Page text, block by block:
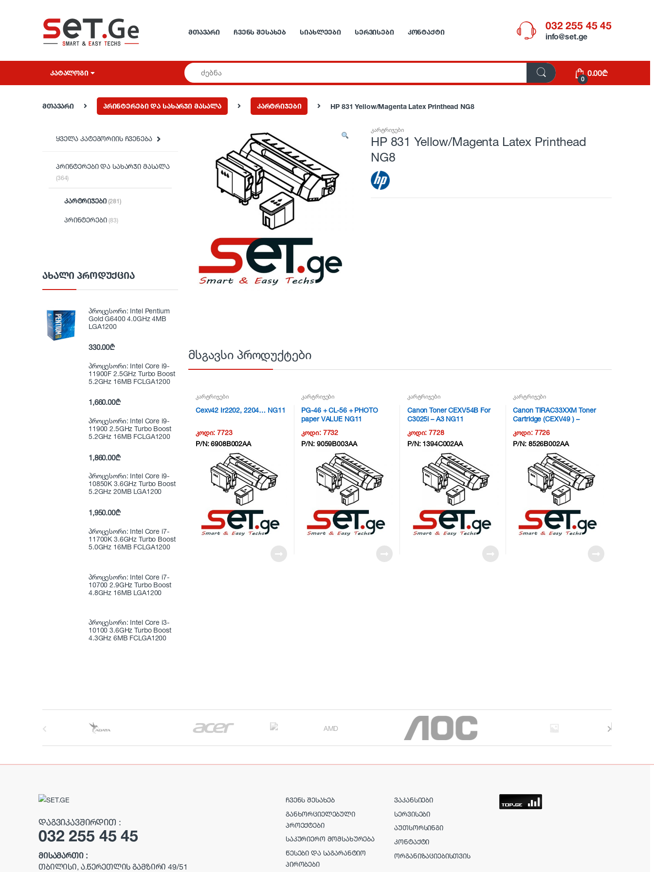
ᲛᲗᲐᲕᲐᲠᲘ ᲩᲕᲔᲜᲡ ᲨᲔᲡᲐᲮᲔᲑ ᲡᲘᲐᲮᲚᲔᲔᲑᲘ ᲡᲔᲠᲕᲘᲡᲔᲑᲘ ᲙᲝᲜᲢᲐᲥᲢᲘ
032 255 45 45
info@set.ge
ᲙᲐᲢᲐᲚᲝᲒᲘ
0
0.00₾
მთავარი პრინტერები და სახარჯი მასალა კარტრიჯები HP 831 Yellow/Magenta Latex Printhead NG8
კარტრიჯები
HP 831 Yellow/Magenta Latex Printhead
NG8
მსგავსი პროდუქტები
კარტრიჯები
Cexv42 Ir2202, 2204… NG11
კოდი:7723
P/N:6908B002AA
კარტრიჯები
PG-46 + CL-56 + PHOTO
paper VALUE NG11
კოდი: 7732
P/N: 9059B003AA
კარტრიჯები
Canon Toner CEXV54B For
C3025i – A3 NG11
კოდი:7728
P/N: 1394C002AA
კარტრიჯები
Canon TIRAC33XXM Toner
Cartridge (CEXV49 ) –
კოდი: 7726
P/N: 8526B002AA
ყველა კატეგორიის ჩვენება
პრინტერები და სახარჯი მასალა
(364)
კარტრიჯები(281)
პრინტერები(83)
ᲐᲮᲐᲚᲘ ᲞᲠᲝᲓᲣᲥᲪᲘᲐ
პროცესორი: Intel Pentium
Gold G6400 4.0GHz 4MB
LGA1200
330.00₾
პროცესორი: Intel Core i9-
11900F 2.5GHz Turbo Boost
5.2GHz 16MB FCLGA1200
1,660.00₾
პროცესორი: Intel Core i9-
11900 2.5GHz Turbo Boost
5.2GHz 16MB FCLGA1200
1,860.00₾
პროცესორი: Intel Core i9-
10850K 3.6GHz Turbo Boost
5.2GHz 20MB LGA1200
1,950.00₾
პროცესორი: Intel Core i7-
11700K 3.6GHz Turbo Boost
5.0GHz 16MB FCLGA1200
პროცესორი: Intel Core i7-
10700 2.9GHz Turbo Boost
4.8GHz 16MB LGA1200
პროცესორი: Intel Core i3-
10100 3.6GHz Turbo Boost
4.3GHz 6MB FCLGA1200
ᲓᲐᲒᲕᲘᲙᲐᲕᲨᲘᲠᲓᲘᲗ :
032 255 45 45
ᲛᲘᲡᲐᲛᲐᲠᲗᲘ :
ᲗᲑᲘᲚᲘᲡᲘ, Ა.ᲬᲔᲠᲔᲗᲚᲘᲡ ᲒᲐᲛᲖᲘᲠᲘ 49/51
ᲩᲕᲔᲜᲡ ᲨᲔᲡᲐᲮᲔᲑ
ᲒᲐᲜᲮᲝᲠᲪᲘᲔᲚᲔᲑᲣᲚᲘ
ᲞᲠᲝᲔᲥᲢᲔᲑᲘ
ᲡᲐᲙᲣᲠᲘᲔᲠᲝ ᲛᲝᲛᲡᲐᲮᲣᲠᲔᲑᲐ
ᲬᲔᲡᲔᲑᲘ ᲓᲐ ᲡᲐᲒᲐᲠᲐᲜᲢᲘᲝ
ᲞᲘᲠᲝᲑᲔᲑᲘ
ᲕᲐᲙᲐᲜᲡᲘᲔᲑᲘ
ᲡᲔᲠᲕᲘᲡᲔᲑᲘ
ᲐᲣᲗᲡᲝᲠᲡᲘᲜᲒᲘ
ᲙᲝᲜᲢᲐᲥᲢᲘ
ᲝᲠᲒᲐᲜᲘᲖᲐᲪᲘᲔᲑᲘᲡᲗᲕᲘᲡ